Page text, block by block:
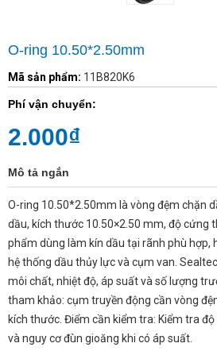
O-ring 10.50*2.50mm
Mã sản phẩm: 11B820K6
Phí vận chuyển:
2.000₫
Mô tả ngắn
O-ring 10.50*2.50mm là vòng đệm chặn
dầu, kích thước 10.50×2.50 mm, độ cứng
phẩm dùng làm kín dầu tại rãnh phù hợp,
hệ thống dầu thủy lực và cụm van.
môi chất, nhiệt độ, áp suất và số lượng
tham khảo: cụm truyền động cần vòng
kích thước. Điểm cần kiểm tra: Kiểm tra
và nguy cơ đùn gioăng khi có áp suất.